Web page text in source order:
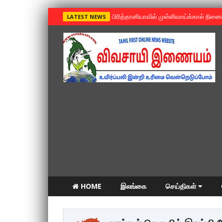
LATEST NEWS »பிரித்தானியாவில் முள்ளிவாய்க்கால்
HOME இலங்கை செய்திகள்